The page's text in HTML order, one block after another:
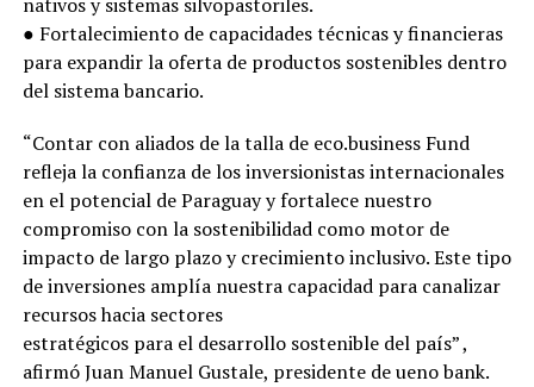
● Fortalecimiento de capacidades técnicas y financieras
para expandir la oferta de productos sostenibles dentro
del sistema bancario.
“Contar con aliados de la talla de eco.business Fund
refleja la confianza de los inversionistas internacionales
en el potencial de Paraguay y fortalece nuestro
compromiso con la sostenibilidad como motor de
impacto de largo plazo y crecimiento inclusivo. Este tipo
de inversiones amplía nuestra capacidad para canalizar
recursos hacia sectores
estratégicos para el desarrollo sostenible del país” ,
afirmó Juan Manuel Gustale, presidente de ueno bank.